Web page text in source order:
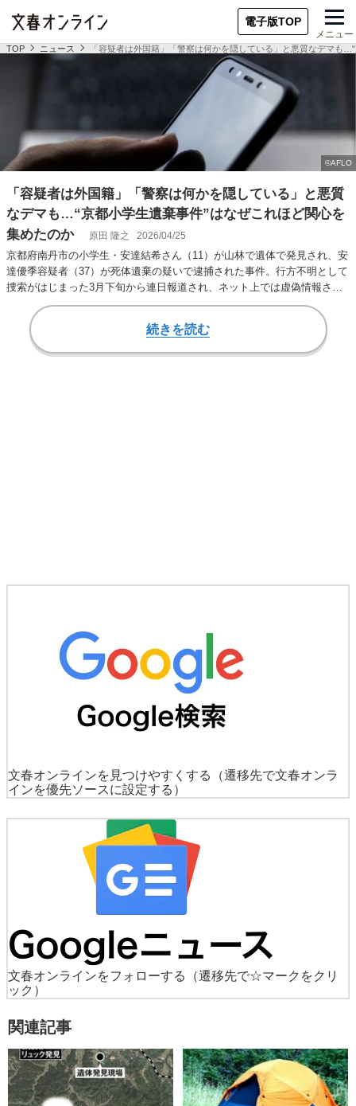
電子版TOP
メニュー
TOP ニュース 「容疑者は外国籍」「警察は何かを隠している」と悪質なデマも
「容疑者は外国籍」「警察は何かを隠している」と悪質
なデマも…“京都小学生遺棄事件”はなぜこれほど関心を
集めたのか
原田 隆之 2026/04/25
京都府南丹市の小学生・安達結希さん（11）が山林で遺体で発見され、安
達優季容疑者（37）が死体遺棄の疑いで逮捕された事件。行方不明として
捜索がはじまった3月下旬から連日報道され、ネット上では虚偽情報さえ
飛び交った。…
続きを読む
文春オンラインを見つけやすくする
（遷移先で文春オンラ
インを優先ソースに設定する）
文春オンラインをフォローする
（遷移先で☆マークをクリ
ック）
関連記事